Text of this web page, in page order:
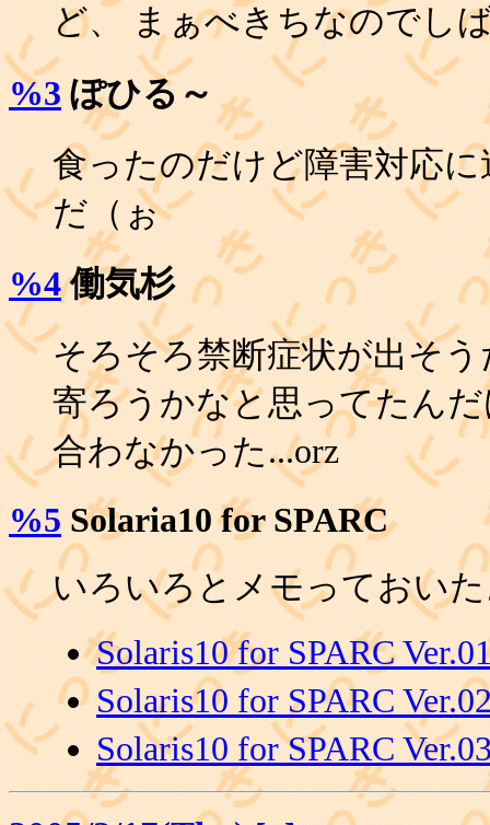
ど、 まぁべきちなのでし
%3 ぽひる～
食ったのだけど障害対応
だ（ぉ
%4働気杉
そろそろ禁断症状が出そ
寄ろうかなと思ってたん
合わなかった...orz
%5 Solaria10 for SPARC
いろいろとメモっておい
Solaris10 for SPARC
Solaris10 for SPARC
Solaris10 for SPARC